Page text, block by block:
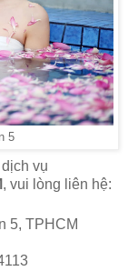
5
vụ
, vui lòng liên hệ:
5, TPHCM